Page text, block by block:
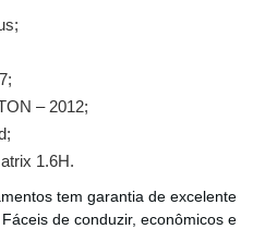
– 2012;
1.6H.
tem garantia de excelente
de conduzir, econômicos e